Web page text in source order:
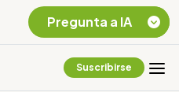
Suscribirse
Pregunta a IA